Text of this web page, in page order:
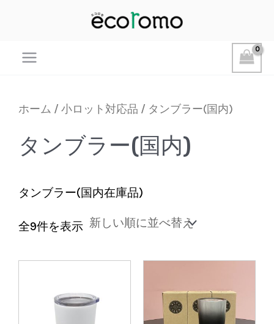
Menu
ホーム / 小ロット対応品 / タンブラー(国内)
タンブラー(国内)
タンブラー(国内在庫品)
全9件を表示新
順